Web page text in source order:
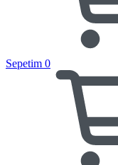
Sepetim 0